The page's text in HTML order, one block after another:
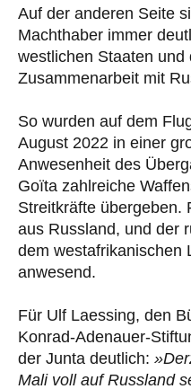
Auf der anderen Seite
Machthaber immer
westlichen Staaten
Zusammenarbeit mit
So wurden auf dem
August 2022 in einer
Anwesenheit des
Goïta zahlreiche
Streitkräfte übergeben.
aus Russland, und der
dem westafrikanischen
anwesend.
Für Ulf Laessing, den
Konrad-Adenauer-
der Junta deutlich:
Mali voll auf Russland